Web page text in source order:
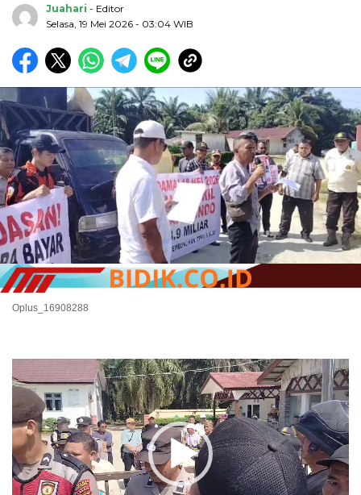
Juahari - Editor
Selasa, 19 Mei 2026 - 03:04 WIB
Oplus_16908288
Pemutar
Video